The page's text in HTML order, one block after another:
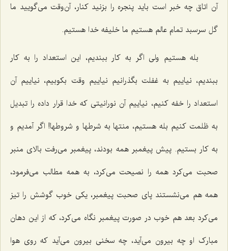
آن اتاق چه خبر است باید پنجره را بزنید کنار، آن‌وقت می‌گویید ما
گل سرسبد تمام عالم هستیم ما خلیفه خدا هستیم.
بله هستیم ولی اگر به کار ببندیم، این استعداد را به کار
ببندیم، نیاییم به غفلت بگذرانیم نیاییم وقت بکوبیم، نیاییم آن
استعداد را خفه کنیم، نیاییم آن نورانیتی که خدا قرار داده را تبدیل
به ظلمت کنیم بله هستیم، منتها به شرطها و شروطها! اگر آمدیم و
به کار بستیم. پیش پیغمبر همه بودند، پیغمبر می‌رفت بالای منبر
صحبت می‌کرد همه را نصیحت می‌کرد، به همه مطالب می‌فرمود،
همه هم می‌نشستند پای صحبت پیغمبر، یکی خوب گوشش را تیز
می‌کرد بعد هم خوب در صورت پیغمبر نگاه می‌کرد، که از این دهان
مبارک او چه بیرون می‌آید، چه سخنی بیرون می‌آید که روی هوا